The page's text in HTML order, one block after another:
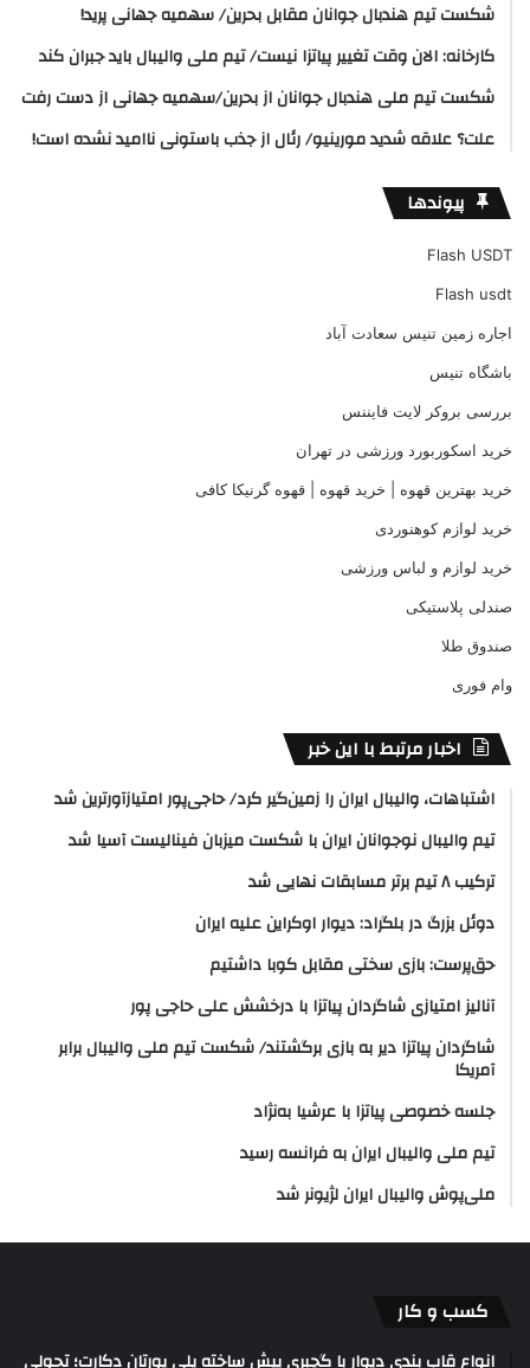
شکست تیم هندبال جوانان مقابل بحرین/ سهمیه جهانی پرید!
کارخانه: الان وقت تغییر پیاتزا نیست/ تیم ملی والیبال باید جبران کند
شکست تیم ملی هندبال جوانان از بحرین/سهمیه جهانی از دست رفت
علت؟ علاقه شدید مورینیو/ رئال از جذب باستونی ناامید نشده است!
پیوندها
Flash USDT
Flash usdt
اجاره زمین تنیس سعادت آباد
باشگاه تنیس
بررسی بروکر لایت فایننس
خرید اسکوربورد ورزشی در تهران
خرید بهترین قهوه | خرید قهوه | قهوه گرنیکا کافی
خرید لوازم کوهنوردی
خرید لوازم و لباس ورزشی
صندلی پلاستیکی
صندوق طلا
وام فوری
اخبار مرتبط با این خبر
اشتباهات، والیبال ایران را زمین‌گیر کرد/ حاجی‌پور امتیازآورترین شد
تیم والیبال نوجوانان ایران با شکست میزبان فینالیست آسیا شد
ترکیب ۸ تیم برتر مسابقات نهایی شد
دوئل بزرگ در بلگراد: دیوار اوکراین علیه ایران
حق‌پرست: بازی سختی مقابل کوبا داشتیم
آنالیز امتیازی شاگردان پیاتزا با درخشش علی حاجی پور
شاگردان پیاتزا دیر به بازی برگشتند/ شکست تیم ملی والیبال برابر
آمریکا
جلسه خصوصی پیاتزا با عرشیا به‌نژاد
تیم ملی والیبال ایران به فرانسه رسید
ملی‌پوش والیبال ایران لژیونر شد
کسب و کار